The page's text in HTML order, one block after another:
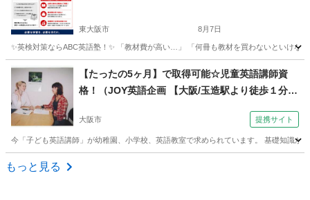
東大阪市 8月7日
✨英検対策ならABC英語塾！✨ 「教材費が高い…」 「何冊も教材を買わないといけ
大阪 東大阪市
【たったの5ヶ月】で取得可能☆児童英語講師資
格！（JOY英語企画 【大阪/玉造駅より徒歩１分】
大阪市 提携サイト
今「子ども英語講師」が幼稚園、小学校、英語教室で求められています。 基礎知識
大阪 大阪市
もっと見る